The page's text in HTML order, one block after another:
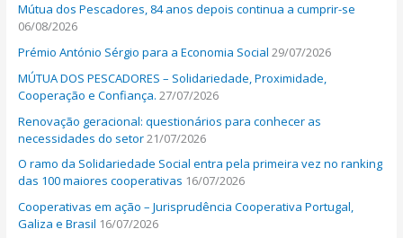
f
o
r
:
Mútua dos Pescadores, 84 anos depois continua a cumprir-se
06/08/2026
Prémio António Sérgio para a Economia Social 29/07/2026
MÚTUA DOS PESCADORES – Solidariedade, Proximidade,
Cooperação e Confiança. 27/07/2026
Renovação geracional: questionários para conhecer as
necessidades do setor21/07/2026
O ramo da Solidariedade Social entra pela primeira vez no ranking
das 100 maiores cooperativas 16/07/2026
Cooperativas em ação – Jurisprudência Cooperativa Portugal,
Galiza e Brasil 16/07/2026